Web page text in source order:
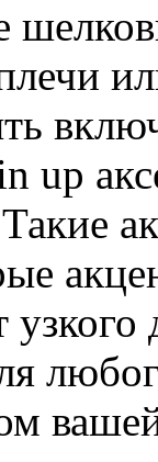
up